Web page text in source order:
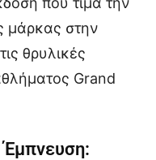
μάρκας στην
θρυλικές
Grand
Έμπνευση: